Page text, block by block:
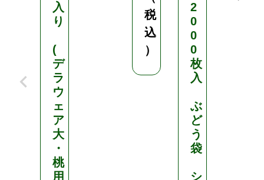
入
り
(
デ
ラ
ウ
ェ
ア
大
・
桃
用
税
込
）
2
0
0
0
枚
入
ぶ
ど
う
袋
シ